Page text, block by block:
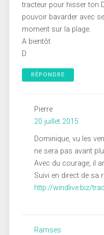
tracteur pour hisser ton
pouvoir bavarder avec
moment sur la plage.
A bientôt
D
RÉPONDRE
Pierre
20 juillet 2015
Dominique, vu les
ne sera pas avant
Avec du courage, il
Suivi en direct de sa
http://windlive.biz/
Ramses